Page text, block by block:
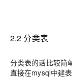
2.2 分类表
分类表的话比较简
直接在mysql中建表